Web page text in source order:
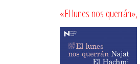
«El lunes nos